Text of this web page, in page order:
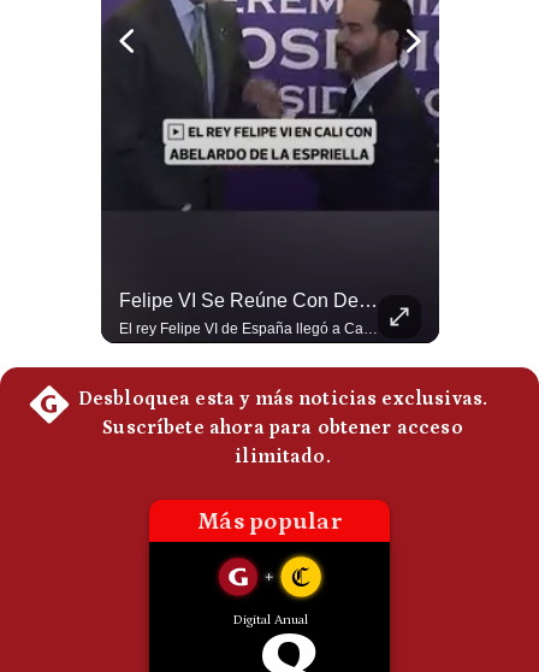
Felipe VI Se Reúne Con De La Espriella Antes De La Investidura | Gestión Mundo